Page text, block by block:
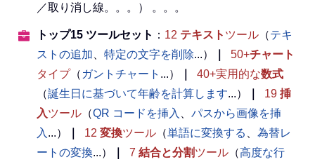
／取り消し線。。。） 。。。
トップ15 ツールセット ： 12 テキスト ツール （テキ
ストの追加
特定の文字を削除...） 50+チャート
タイプ（ ガントチャート ...） 40+実用的な数式
（誕生日に基づいて年齢を計算します...） 19 挿
入ツール （QR コードを挿入
パスから画像を挿
入 ...） 12 変換ツール （単語に変換する
為替レ
ートの変換...） 7 結合と分割ツール （高度な行